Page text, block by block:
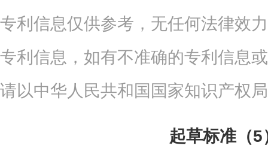
专利信息仅供参考，无任何法律效
专利信息，如有不准确的专利信息
请以中华人民共和国国家知识产权
起草标准（5